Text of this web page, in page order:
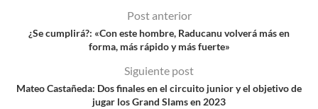
Post anterior
¿Se cumplirá?: «Con este hombre, Raducanu volverá más en
forma, más rápido y más fuerte»
Siguiente post
Mateo Castañeda: Dos finales en el circuito junior y el objetivo de
jugar los Grand Slams en 2023